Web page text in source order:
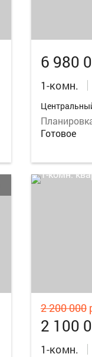
6 980
1-комн.
Готовое
2 200 000
2 100
1-комн.